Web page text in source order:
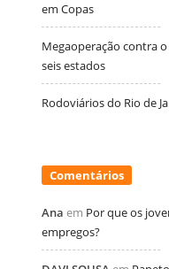
em Copas
Megaoperação contra
seis estados
Rodoviários do Rio de
Comentários
Ana em Por que os
empregos?